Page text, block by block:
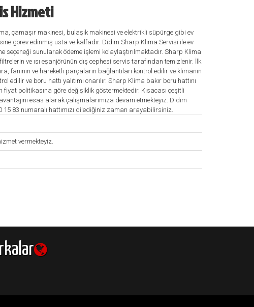
Hizmeti
çamaşır makinesi, bulaşık makinesi ve elektrikli süpürge gibi ev
görev edinmiş usta ve kalfadır. Didim Sharp Klima Servisi ile ev
sunularak ödeme işlemi kolaylaştırılmaktadır. Sharp Klima
ve ısı eşanjörünün dış cephesi servis tarafından temizlenir. İlk
fanının ve hareketli parçaların bağlantıları kontrol edilir ve klimanın
edilir ve boru hattı yalıtımı onarılır. Sharp Klima bakır boru hattını
politikasına göre değişiklik göstermektedir. Kısacası çeşitli
esas alarak çalışmalarımıza devam etmekteyiz. Didim
83 numaralı hattımızı dilediğiniz zaman arayabilirsiniz.
vermekteyiz.